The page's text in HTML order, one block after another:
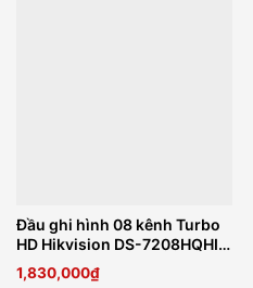
Đầu ghi hình 08 kênh Turbo
HD Hikvision DS-7208HQHI-
K1/E
1,830,000₫